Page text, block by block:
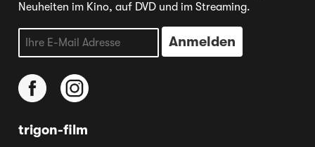
Neuheiten im Kino, auf DVD und im Streaming.
trigon-film